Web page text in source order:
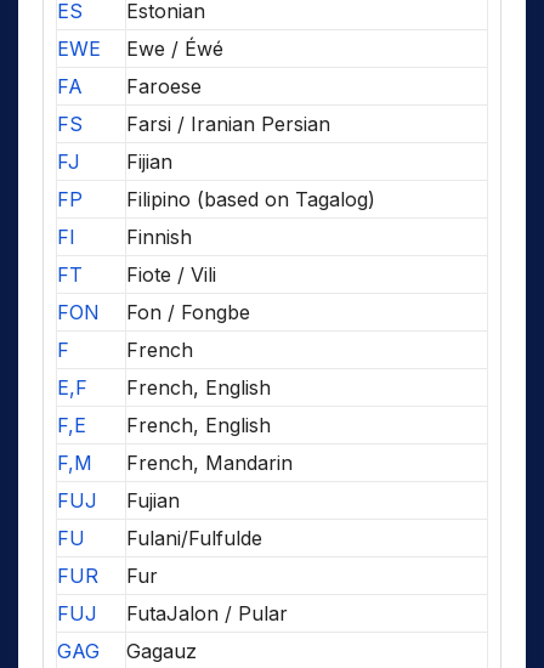
ES
Estonian
EWE
Ewe / Éwé
FA
Faroese
FS
Farsi / Iranian Persian
FJ
Fijian
FP
Filipino (based on Tagalog)
FI
Finnish
FT
Fiote / Vili
FON
Fon / Fongbe
F
French
E,F
French, English
F,E
French, English
F,M
French, Mandarin
FUJ
Fujian
FU
Fulani/Fulfulde
FUR
Fur
FUJ
FutaJalon / Pular
GAG
Gagauz